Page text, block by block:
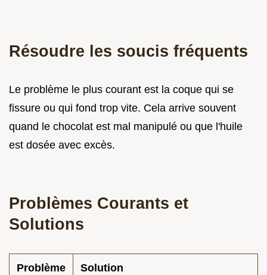
Résoudre les soucis fréquents
Le problème le plus courant est la coque qui se
fissure ou qui fond trop vite. Cela arrive souvent
quand le chocolat est mal manipulé ou que l'huile
est dosée avec excès.
Problèmes Courants et
Solutions
Problème Solution